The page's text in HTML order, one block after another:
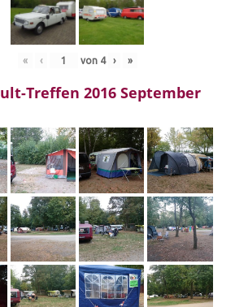
« ‹ von 4 › »
Treffen 2016 September